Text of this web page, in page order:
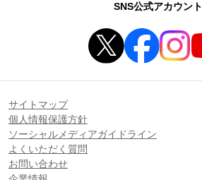
SNS公式アカウント
サイトマップ
個人情報保護方針
ソーシャルメディアガイドライン
よくいただく質問
お問い合わせ